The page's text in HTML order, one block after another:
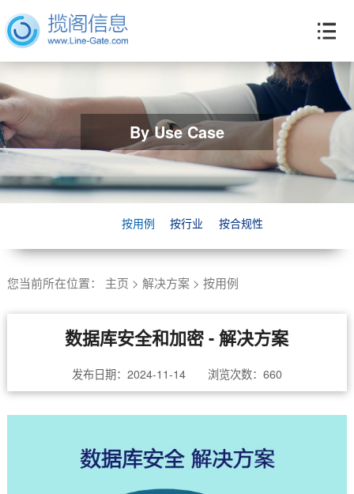
By Use Case
按用例 按行业 按合规性
您当前所在位置： 主页 > 解决方案> 按用例
数据库安全和加密 - 解决方案
发布日期：2024-11-14 浏览次数： 660